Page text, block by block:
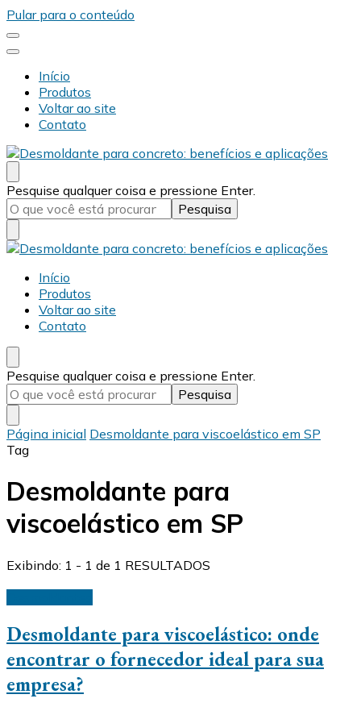
Pular para o conteúdo
Início
Produtos
Voltar ao site
Contato
Desmold
Blog Desmold
Procurando
algo?
Pesquise qualquer coisa e pressione Enter.
Desmold
Blog Desmold
Início
Produtos
Voltar ao site
Contato
Procurando
algo?
Pesquise qualquer coisa e pressione Enter.
Página inicial Desmoldante para viscoelástico em SP
Tag
Desmoldante para
viscoelástico em SP
Exibindo: 1 - 1 de 1 RESULTADOS
Desmoldante para viscoelástico: onde
encontrar o fornecedor ideal para sua
empresa?